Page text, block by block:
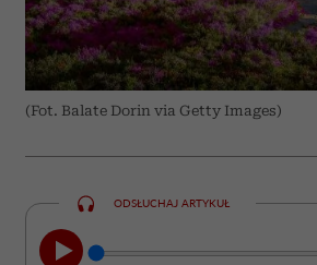
(Fot. Balate Dorin via Getty Images)
ODSŁUCHAJ ARTYKUŁ